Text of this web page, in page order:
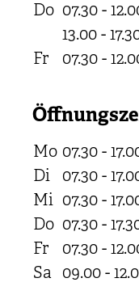
Do 07.30 -
13.00 -
Fr
07.30 -
Mo 07.30 -
Di
07.30 -
Mi 07.30 -
Do 07.30 -
Fr
07.30 -
Sa 09.00 -